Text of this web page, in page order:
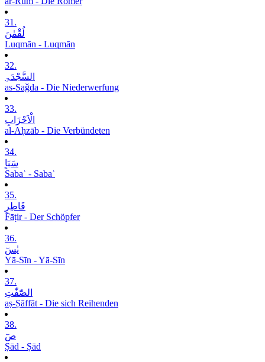
31.
لُقْمٰنَ
Luqmān - Luqmān
32.
السَّجْدَۃِ
as-Saǧda - Die Niederwerfung
33.
الْاَحْزَابِ
al-Aḥzāb - Die Verbündeten
34.
سَبَاٍ
Sabaʾ - Sabaʾ
35.
فَاطِرٍ
Fāṭir - Der Schöpfer
36.
یٰسٓ
Yā-Sīn - Yā-Sīn
37.
الصّٰٓفّٰتِ
aṣ-Ṣāffāt - Die sich Reihenden
38.
صٓ
Ṣād - Ṣād